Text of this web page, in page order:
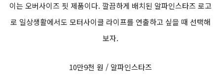
이는 오버사이즈 핏 제품이다. 깔끔하게 배치된 알파인스타즈 로고
로 일상생활에서도 모터사이클 라이프를 연출하고 싶을 때 선택해
보자.
10만9천 원 / 알파인스타즈